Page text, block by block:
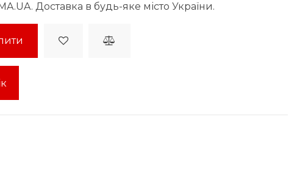
Доставка в будь-яке місто України.